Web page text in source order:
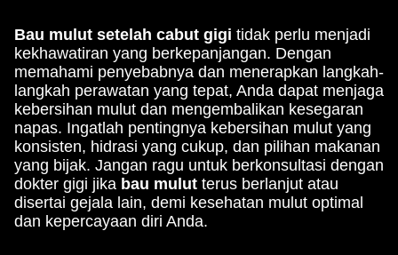
Bau mulut setelah cabut gigi tidak perlu menjadi
kekhawatiran yang berkepanjangan. Dengan
memahami penyebabnya dan menerapkan langkah-
langkah perawatan yang tepat, Anda dapat menjaga
kebersihan mulut dan mengembalikan kesegaran
napas. Ingatlah pentingnya kebersihan mulut yang
konsisten, hidrasi yang cukup, dan pilihan makanan
yang bijak. Jangan ragu untuk berkonsultasi dengan
dokter gigi jika bau mulut terus berlanjut atau
disertai gejala lain, demi kesehatan mulut optimal
dan kepercayaan diri Anda.